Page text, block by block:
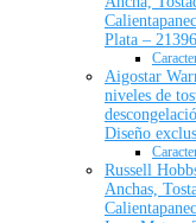
Plata –
Aigostar
niveles de
Diseño
Russell
Anchas,